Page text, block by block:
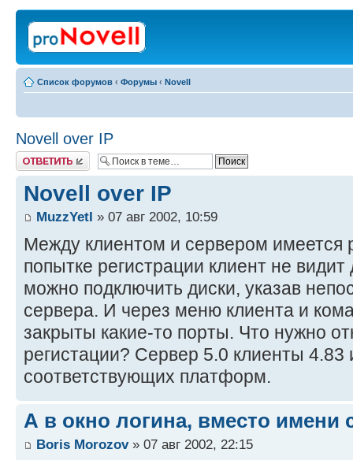
Список форумов ‹ Форумы ‹ Novell
Novell over IP
Ответить
Novell over IP
MuzzYetI » 07 авг 2002, 10:59
Между клиентом и сервером имеется
попытке регистрации клиент не
можно подключить диски, указав
сервера. И через меню клиента и
закрыты какие-то порты. Что нужно
регистации? Сервер 5.0 клиенты 4.83
соответствующих платформ.
А в окно логина, вместо имени
Boris Morozov» 07 авг 2002, 22:15